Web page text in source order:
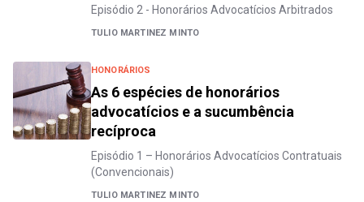
Episódio 2 - Honorários Advocatícios Arbitrados
TULIO MARTINEZ MINTO
HONORÁRIOS
As 6 espécies de honorários
advocatícios e a sucumbência
recíproca
Episódio 1 – Honorários Advocatícios Contratuais
(Convencionais)
TULIO MARTINEZ MINTO